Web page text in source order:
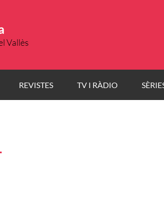
Vallès
REVISTES TV I RÀDIO